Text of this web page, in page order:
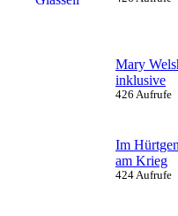
Mary
inklusive
426 Aufrufe
Im
am Krieg
424 Aufrufe